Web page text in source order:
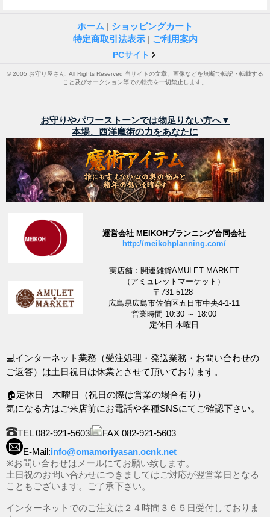
ホーム | ショッピングカート
特定商取引法表示 | ご利用案内
PCサイト
© 2005 お守り屋さん. All Rights Reserved 当サイトの文章、画像などを無断で転記・転載する
こと及びオークション等での転売を一切禁止します。
お守りやパワーストーンでは物足りない方へ▼
本場、西洋魔術の力をあなたに
運営会社 MEIKOHプランニング合同会社
http://meikohplanning.com/
実店舗：開運雑貨AMULET MARKET
（アミュレットマーケット）
〒731-5128
広島県広島市佐伯区五日市中央4-1-11
営業時間 10:30 ～ 18:00
定休日 木曜日
💻インターネット業務（受注処理・発送業務・お問い合わせの
ご返答）は土日祝日は休業とさせて頂いております。
🏠定休日 木曜日（祝日の際は営業の場合有り）
気になる方はご来店前にお電話や各種SNSにてご確認下さい。
TEL 082-921-5603
FAX 082-921-5603
E-Mail:info@omamoriyasan.ocnk.net
※お問い合わせはメールにてお願い致します。
土日祝のお問い合わせにつきましてはご対応が翌営業日となる
こともございます。ご了承下さい。
インターネットでのご注文は２４時間３６５日受付しておりま